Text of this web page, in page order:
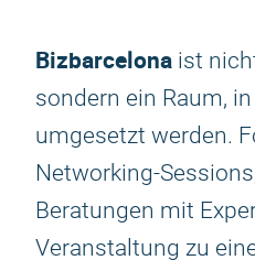
Bizbarcelona ist
sondern ein Raum,
umgesetzt werden.
Networking-
Beratungen mit
Veranstaltung zu